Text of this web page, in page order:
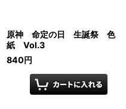
原神 命定の日 生誕祭 色
紙 Vol.3
840円